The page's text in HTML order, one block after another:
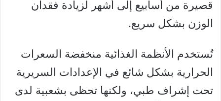
قصيرة من أسابيع إلى أشهر لزيادة فقدان
الوزن بشكل سريع.
تُستخدم الأنظمة الغذائية منخفضة السعرات
الحرارية بشكل شائع في الإعدادات السريرية
تحت إشراف طبي، ولكنها تحظى بشعبية لدى